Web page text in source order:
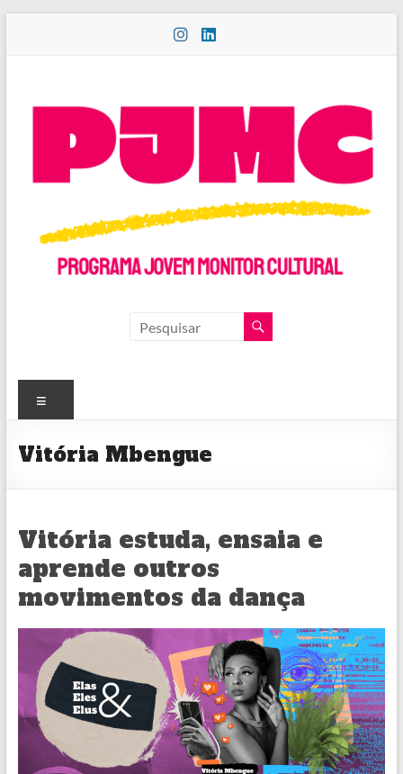
PROGRAMA
MONITOR
CULTURAL
Vitória Mbengue
Vitória estuda, ensaia e
aprende outros
movimentos da dança